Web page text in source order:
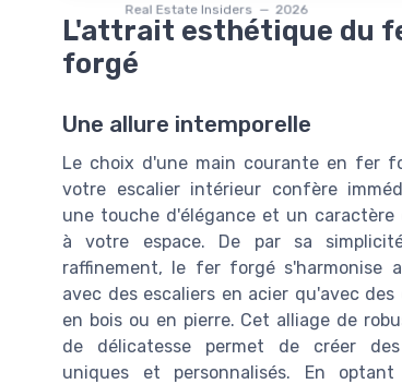
Real Estate Insiders — 2026
L'attrait esthétique du
forgé
Une allure intemporelle
Le choix d'une main courante en fer
votre escalier intérieur confère
une touche d'élégance et un
à votre espace. De par sa
raffinement, le fer forgé s'harmonise
avec des escaliers en acier qu'avec des
en bois ou en pierre. Cet alliage de
de délicatesse permet de créer
uniques et personnalisés. En